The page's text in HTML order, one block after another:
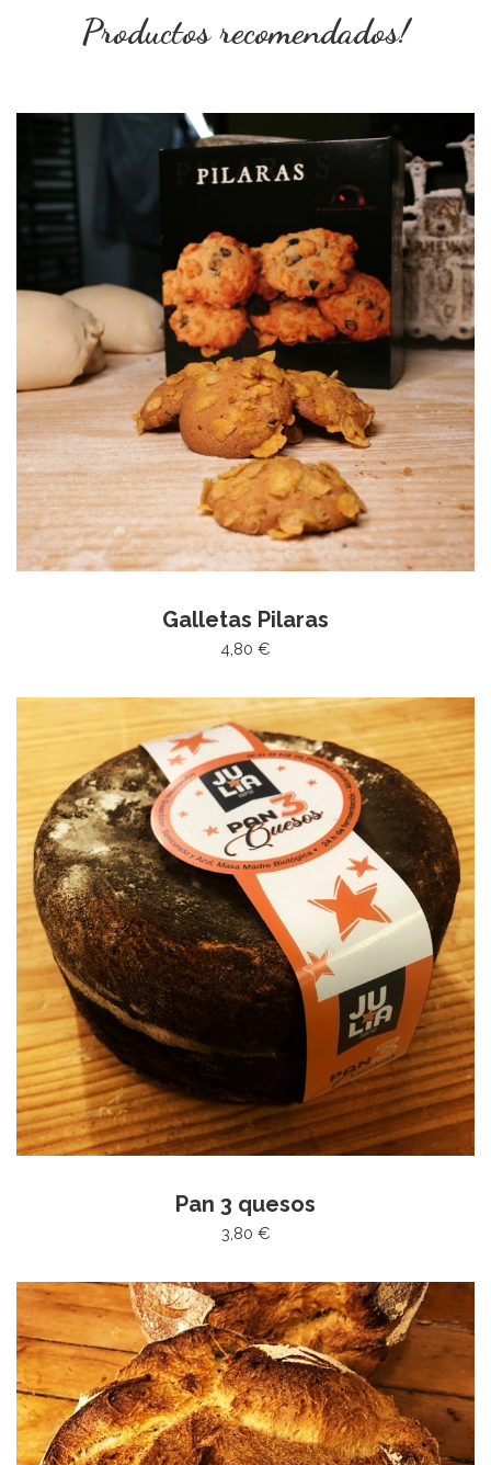
Productos recomendados!
Galletas Pilaras
4,80 €
Pan 3 quesos
3,80 €